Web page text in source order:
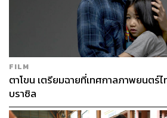
FILM
ตาโขน เตรียมฉายที่เทศกาลภาพยนตร์
บราซิล